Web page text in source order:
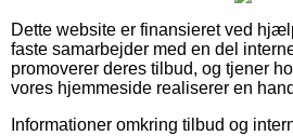
Dette website er finansieret ved
faste samarbejder med en del
promoverer deres tilbud, og tjener
vores hjemmeside realiserer en
Informationer omkring tilbud og